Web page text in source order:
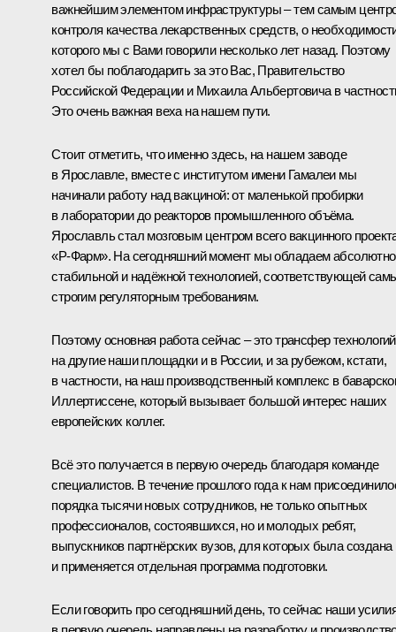
важнейшим элементом инфраструктуры ‒ тем самым
контроля качества лекарственных средств, о
которого мы с Вами говорили несколько лет назад. Поэтому
хотел бы поблагодарить за это Вас, Правительство
Российской Федерации и Михаила Альбертовича в
Это очень важная веха на нашем пути.
Стоит отметить, что именно здесь, на нашем заводе
в Ярославле, вместе с институтом имени Гамалеи мы
начинали работу над вакциной: от маленькой пробирки
в лаборатории до реакторов промышленного объёма.
Ярославль стал мозговым центром всего вакцинного
«Р-Фарм». На сегодняшний момент мы обладаем абсолютно
стабильной и надёжной технологией, соответствующей
строгим регуляторным требованиям.
Поэтому основная работа сейчас ‒ это трансфер технологий
на другие наши площадки и в России, и за рубежом, кстати,
в частности, на наш производственный комплекс в
Иллертиссене, который вызывает большой интерес наших
европейских коллег.
Всё это получается в первую очередь благодаря команде
специалистов. В течение прошлого года к нам
порядка тысячи новых сотрудников, не только опытных
профессионалов, состоявшихся, но и молодых ребят,
выпускников партнёрских вузов, для которых была создана
и применяется отдельная программа подготовки.
Если говорить про сегодняшний день, то сейчас наши